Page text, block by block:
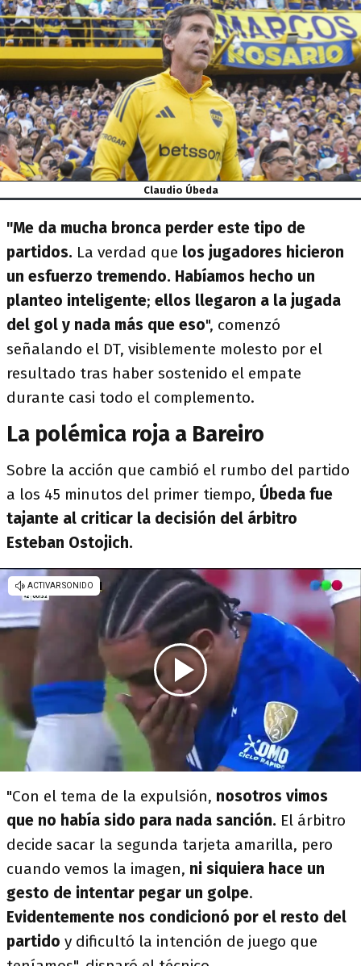
Claudio Úbeda
"Me da mucha bronca perder este tipo de
partidos. La verdad que los jugadores hicieron
un esfuerzo tremendo. Habíamos hecho un
planteo inteligente; ellos llegaron a la jugada
del gol y nada más que eso", comenzó
señalando el DT, visiblemente molesto por el
resultado tras haber sostenido el empate
durante casi todo el complemento.
La polémica roja a Bareiro
Sobre la acción que cambió el rumbo del partido
a los 45 minutos del primer tiempo, Úbeda fue
tajante al criticar la decisión del árbitro
Esteban Ostojich.
"Con el tema de la expulsión, nosotros vimos
que no había sido para nada sanción. El árbitro
decide sacar la segunda tarjeta amarilla, pero
cuando vemos la imagen, ni siquiera hace un
gesto de intentar pegar un golpe.
Evidentemente nos condicionó por el resto del
partido y dificultó la intención de juego que